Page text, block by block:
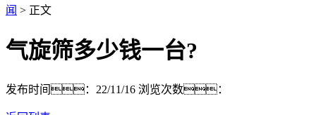
闻 > 正文
气旋筛多少钱一台?
发布时间：22/11/16 浏览次数：